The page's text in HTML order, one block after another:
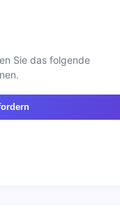
Sie das folgende